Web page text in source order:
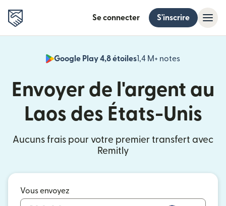
Se connecter S'inscrire
Google Play 4,8 étoiles1,4 M+ notes
Envoyer de l'argent au
Laos des États-Unis
Aucuns frais pour votre premier transfert avec
Remitly
Vous envoyez